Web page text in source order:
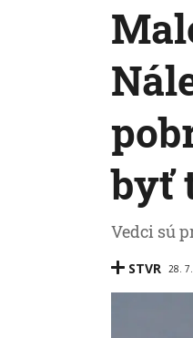
byť
Vedci sú
STVR 28.